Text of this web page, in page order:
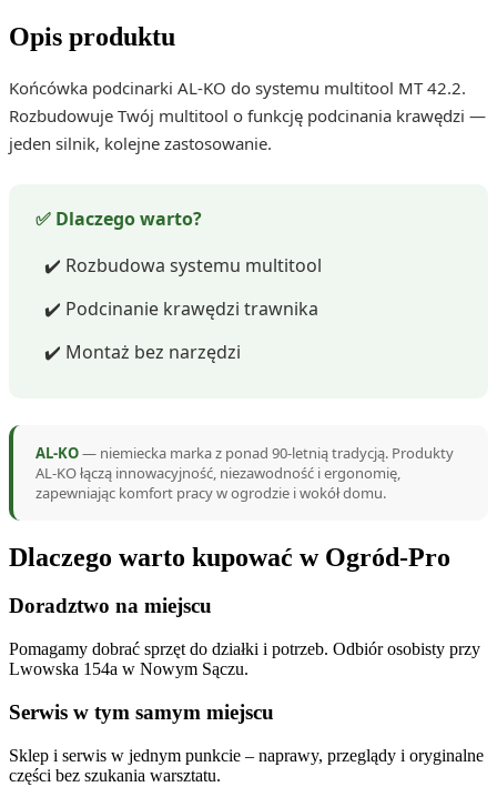
Opis produktu
Końcówka podcinarki AL-KO do systemu multitool MT 42.2.
Rozbudowuje Twój multitool o funkcję podcinania krawędzi —
jeden silnik, kolejne zastosowanie.
✅ Dlaczego warto?
✔️ Rozbudowa systemu multitool
✔️ Podcinanie krawędzi trawnika
✔️ Montaż bez narzędzi
AL-KO— niemiecka marka z ponad 90-letnią tradycją. Produkty
AL-KO łączą innowacyjność, niezawodność i ergonomię,
zapewniając komfort pracy w ogrodzie i wokół domu.
Dlaczego warto kupować w Ogród-Pro
Doradztwo na miejscu
Pomagamy dobrać sprzęt do działki i potrzeb. Odbiór osobisty przy
Lwowska 154a w Nowym Sączu.
Serwis w tym samym miejscu
Sklep i serwis w jednym punkcie – naprawy, przeglądy i oryginalne
części bez szukania warsztatu.